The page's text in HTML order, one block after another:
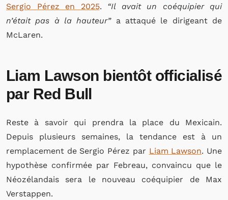
Sergio Pérez en 2025. “Il avait un coéquipier qui
n’était pas à la hauteur”a attaqué le dirigeant de
McLaren.
Liam Lawson bientôt officialisé
par Red Bull
Reste à savoir qui prendra la place du Mexicain.
Depuis plusieurs semaines, la tendance est à un
remplacement de Sergio Pérez par Liam Lawson. Une
hypothèse confirmée par Febreau, convaincu que le
Néozélandais sera le nouveau coéquipier de Max
Verstappen.